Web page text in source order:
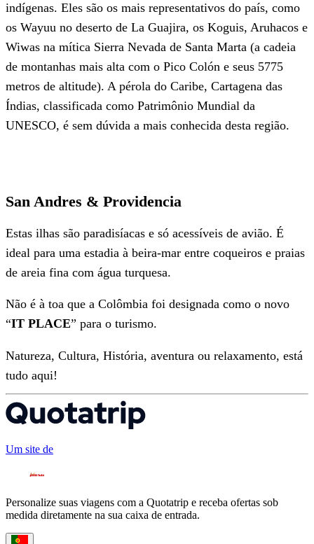
indígenas. Eles são os mais representativos do país, como
os Wayuu no deserto de La Guajira, os Koguis, Aruhacos e
Wiwas na mítica Sierra Nevada de Santa Marta (a cadeia
de montanhas mais alta com o Pico Colón e seus 5775
metros de altitude). A pérola do Caribe, Cartagena das
Índias, classificada como Patrimônio Mundial da
UNESCO, é sem dúvida a mais conhecida desta região.
San Andres & Providencia
Estas ilhas são paradisíacas e só acessíveis de avião. É
ideal para uma estadia à beira-mar entre coqueiros e praias
de areia fina com água turquesa.
Não é à toa que a Colômbia foi designada como o novo
“IT PLACE” para o turismo.
Natureza, Cultura, História, aventura ou relaxamento, está
tudo aqui!
Um site de
Personalize suas viagens com a Quotatrip e receba ofertas sob
medida diretamente na sua caixa de entrada.